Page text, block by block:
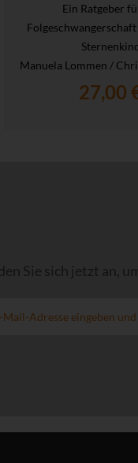
Ein Ratgeber
Manuela Lommen /
27,00
Sie sich jetzt an,